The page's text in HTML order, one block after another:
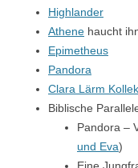
Highlander
Athene haucht
Epimetheus
Pandora
Clara Lärm
Biblische
Pandora –
und Eva)